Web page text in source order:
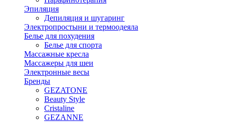
Эпиляция
Депиляция и шугаринг
Электропростыни и термоодеяла
Белье для похудения
Белье для спорта
Массажные кресла
Массажеры для шеи
Электронные весы
Бренды
GEZATONE
Beauty Style
Cristaline
GEZANNE